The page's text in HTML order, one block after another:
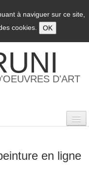
à naviguer sur ce site,
cookies.
OK
D'ART
en ligne